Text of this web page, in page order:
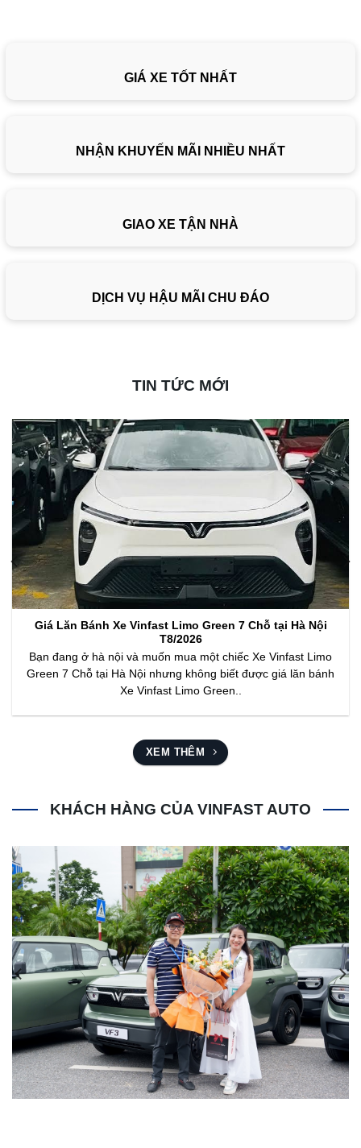
GIÁ XE TỐT NHẤT
NHẬN KHUYẾN MÃI NHIỀU NHẤT
GIAO XE TẬN NHÀ
DỊCH VỤ HẬU MÃI CHU ĐÁO
TIN TỨC MỚI
Giá Lăn Bánh Xe Vinfast Limo Green 7 Chỗ tại Hà Nội
T8/2026
Bạn đang ở hà nội và muốn mua một chiếc Xe Vinfast Limo
Green 7 Chỗ tại Hà Nội nhưng không biết được giá lăn bánh
Xe Vinfast Limo Green..
XEM THÊM
KHÁCH HÀNG CỦA VINFAST AUTO